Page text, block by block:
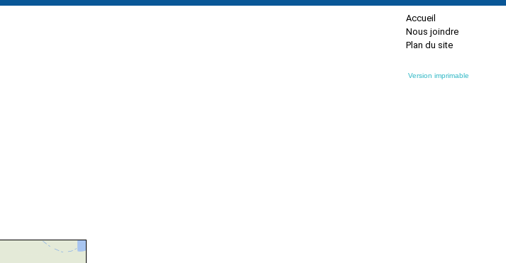
Accueil
Nous joindre
Plan du site
Version imprimable